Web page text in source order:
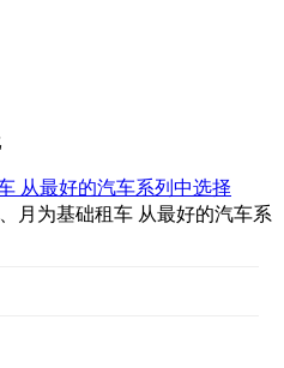
从最好的汽车系列中选择
月为基础租车 从最好的汽车系